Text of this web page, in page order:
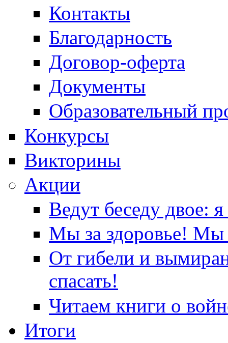
Контакты
Благодарность
Договор-оферта
Документы
Образовательный
Конкурсы
Викторины
Акции
Ведут беседу двое:
Мы за здоровье! Мы
От гибели и
спасать!
Читаем книги о
Итоги